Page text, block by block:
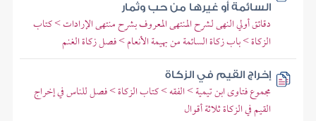
السائمة أو غيرها من حب وثمار
دقائق أولي النهى لشرح المنتهى المعروف بشرح منتهى الإرادات > كتاب
الزكاة > باب زكاة السائمة من بهيمة الأنعام > فصل زكاة الغنم
إخراج القيم في الزكاة
مجموع فتاوى ابن تيمية > الفقه > كتاب الزكاة > فصل للناس في إخراج
القيم في الزكاة ثلاثة أقوال